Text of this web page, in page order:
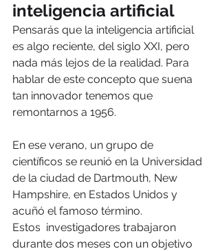
inteligencia artificial
Pensarás que la inteligencia artificial
es algo reciente, del siglo XXI, pero
nada más lejos de la realidad. Para
hablar de este concepto que suena
tan innovador tenemos que
remontarnos a 1956.
En ese verano, un grupo de
científicos se reunió en la Universidad
de la ciudad de Dartmouth, New
Hampshire, en Estados Unidos y
acuñó el famoso término.
Estos  investigadores trabajaron
durante dos meses con un objetivo